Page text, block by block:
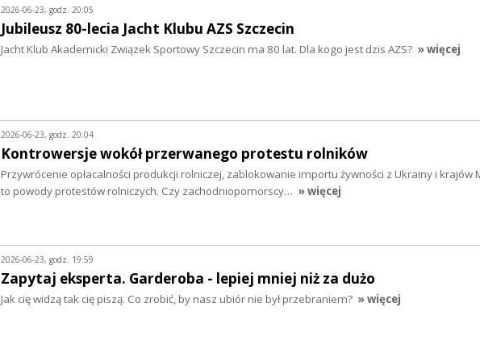
2026-06-23, godz. 20:05
Jubileusz 80-lecia Jacht Klubu AZS Szczecin
Jacht Klub Akademicki Związek Sportowy Szczecin ma 80 lat. Dla kogo jest dzis AZS? » więcej
2026-06-23, godz. 20:04
Kontrowersje wokół przerwanego protestu rolników
Przywrócenie opłacalności produkcji rolniczej, zablokowanie importu żywności z Ukrainy i krajów
to powody protestów rolniczych. Czy zachodniopomorscy… » więcej
2026-06-23, godz. 19:59
Zapytaj eksperta. Garderoba - lepiej mniej niż za dużo
Jak cię widzą tak cię piszą. Co zrobić, by nasz ubiór nie był przebraniem? » więcej